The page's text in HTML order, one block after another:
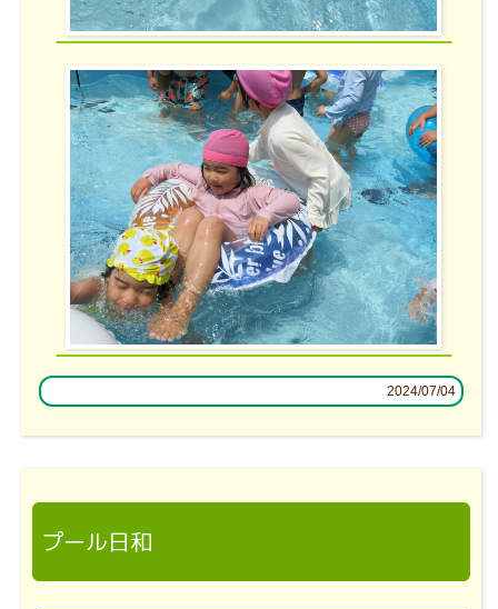
2024/07/04
プール日和